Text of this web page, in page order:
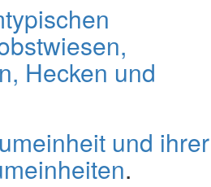
Hecken und
und ihrer
.